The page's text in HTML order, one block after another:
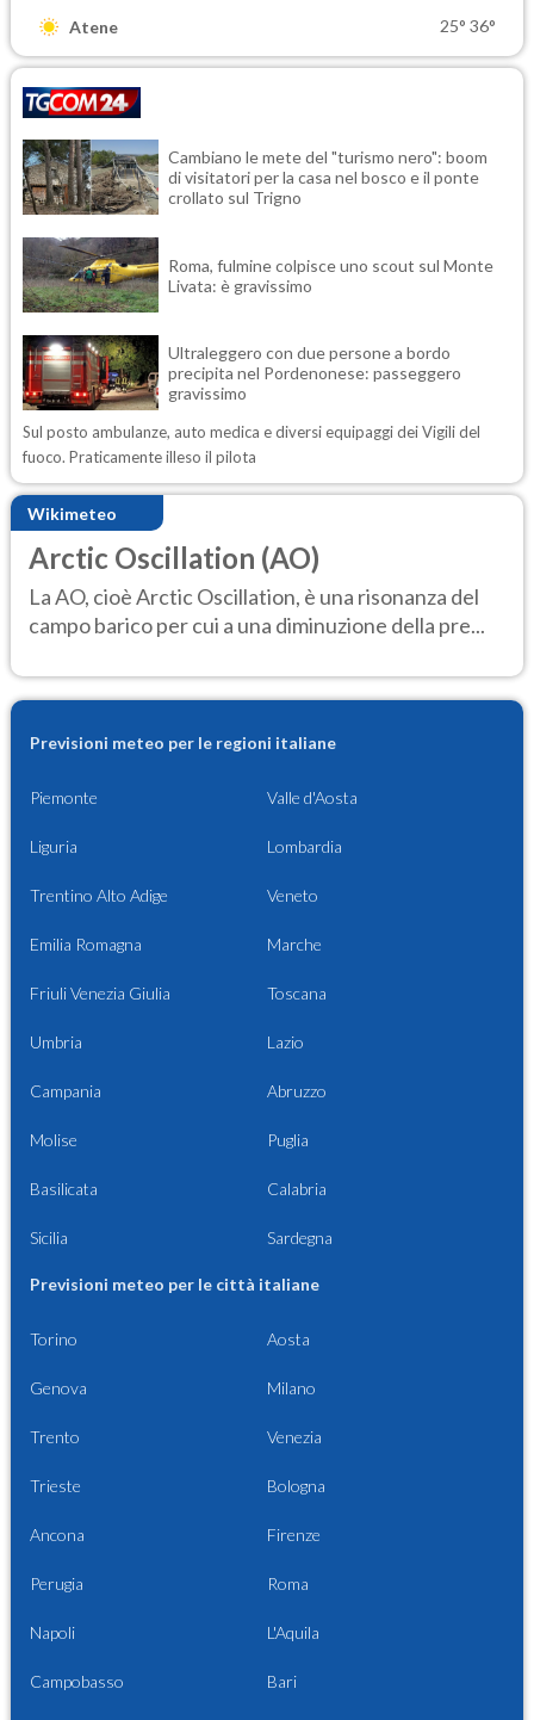
Atene 25° 36°
Cambiano le mete del "turismo nero": boom
di visitatori per la casa nel bosco e il ponte
crollato sul Trigno
Roma, fulmine colpisce uno scout sul Monte
Livata: è gravissimo
Ultraleggero con due persone a bordo
precipita nel Pordenonese: passeggero
gravissimo
Sul posto ambulanze, auto medica e diversi equipaggi dei Vigili del
fuoco. Praticamente illeso il pilota
Wikimeteo
Arctic Oscillation (AO)
La AO, cioè Arctic Oscillation, è una risonanza del
campo barico per cui a una diminuzione della pre...
Previsioni meteo per le regioni italiane
Piemonte Valle d'Aosta
Liguria Lombardia
Trentino Alto Adige Veneto
Emilia Romagna Marche
Friuli Venezia Giulia Toscana
Umbria Lazio
Campania Abruzzo
Molise Puglia
Basilicata Calabria
Sicilia Sardegna
Previsioni meteo per le città italiane
Torino Aosta
Genova Milano
Trento Venezia
Trieste Bologna
Ancona Firenze
Perugia Roma
Napoli L'Aquila
Campobasso Bari